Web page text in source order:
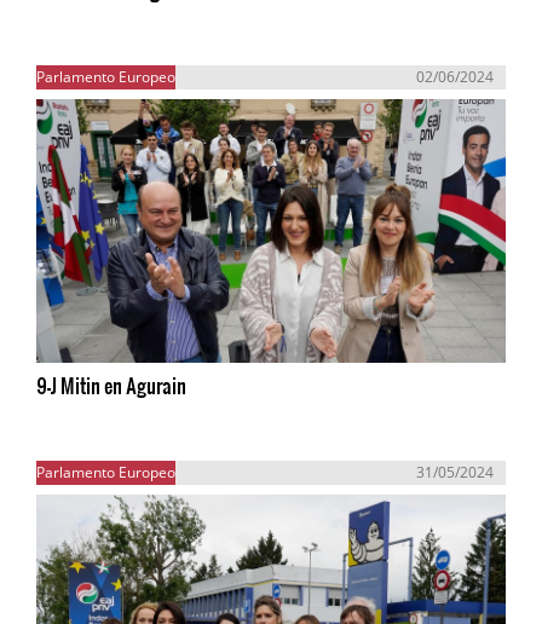
Parlamento Europeo 02/06/2024
9-J Mitin en Agurain
Parlamento Europeo 31/05/2024